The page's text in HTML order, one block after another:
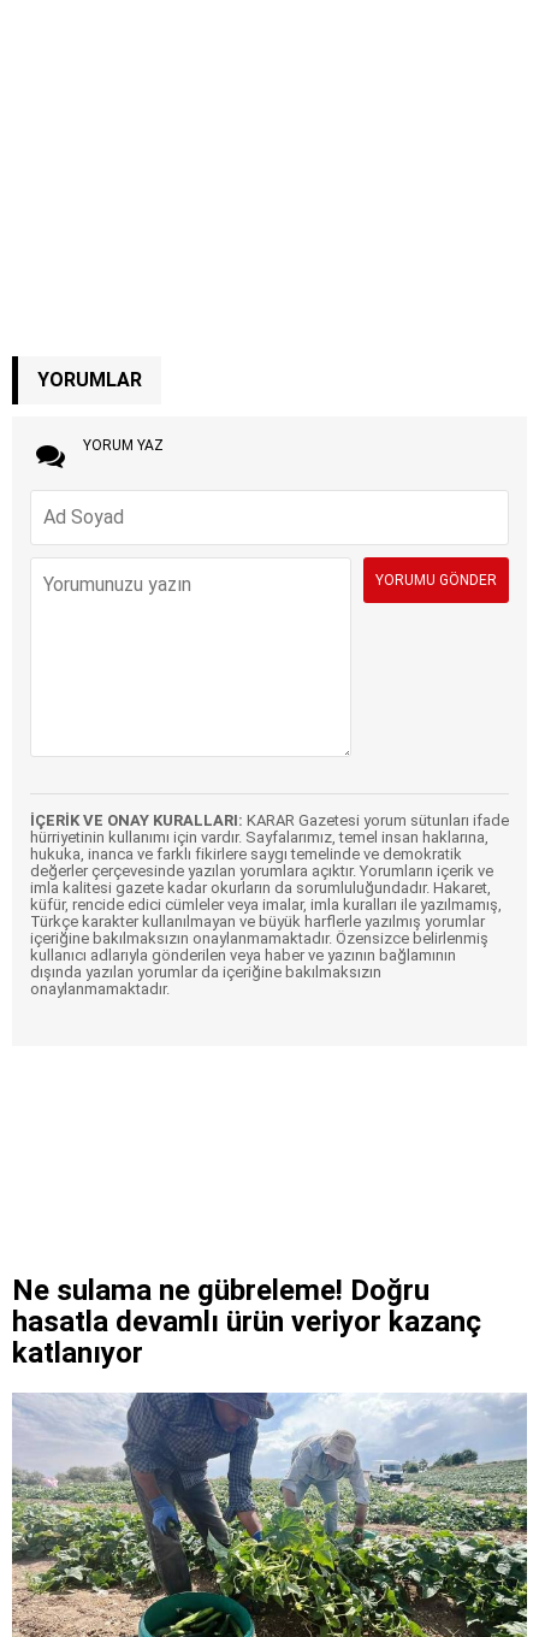
YORUMLAR
YORUM YAZ
İÇERİK VE ONAY KURALLARI: KARAR Gazetesi yorum sütunları ifade
hürriyetinin kullanımı için vardır. Sayfalarımız, temel insan haklarına,
hukuka, inanca ve farklı fikirlere saygı temelinde ve demokratik
değerler çerçevesinde yazılan yorumlara açıktır. Yorumların içerik ve
imla kalitesi gazete kadar okurların da sorumluluğundadır. Hakaret,
küfür, rencide edici cümleler veya imalar, imla kuralları ile yazılmamış,
Türkçe karakter kullanılmayan ve büyük harflerle yazılmış yorumlar
içeriğine bakılmaksızın onaylanmamaktadır. Özensizce belirlenmiş
kullanıcı adlarıyla gönderilen veya haber ve yazının bağlamının
dışında yazılan yorumlar da içeriğine bakılmaksızın
onaylanmamaktadır.
Ne sulama ne gübreleme! Doğru
hasatla devamlı ürün veriyor kazanç
katlanıyor